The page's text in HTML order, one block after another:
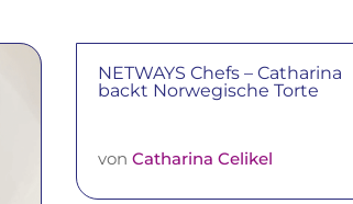
NETWAYS Chefs – Catharina
backt Norwegische Torte
vonCatharina Celikel